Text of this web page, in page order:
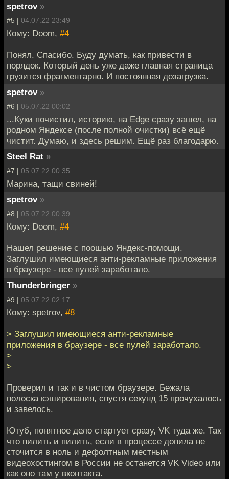
spetrov »
#5 | 04.07.22 23:49
Кому: Doom, #4
Понял. Спасибо. Буду думать, как привести в
порядок. Который день уже даже главная страница
грузится фрагментарно. И постоянная дозагрузка.
spetrov »
#6 | 05.07.22 00:02
...Куки почистил, историю, на Edge сразу зашел, на
родном Яндексе (после полной очистки) всё ещё
чистит. Думаю, и здесь решим. Ещё раз благодарю.
Steel Rat »
#7 | 05.07.22 00:35
Марина, тащи свиней!
spetrov »
#8 | 05.07.22 00:39
Кому: Doom, #4
Нашел решение с поошью Яндекс-помощи.
Заглушил имеющиеся анти-рекламные приложения
в браузере - все пулей заработало.
Thunderbringer »
#9 | 05.07.22 02:17
Кому: spetrov, #8
> Заглушил имеющиеся анти-рекламные
приложения в браузере - все пулей заработало.
>
>
Проверил и так и в чистом браузере. Бежала
полоска кэширования, спустя секунд 15 прочухалось
и завелось.
Ютуб, понятное дело стартует сразу, VK туда же. Так
что пилить и пилить, если в процессе допила не
сточится в ноль и дефолтным местным
видеохостингом в России не останется VK Video или
как оно там у вконтакта.